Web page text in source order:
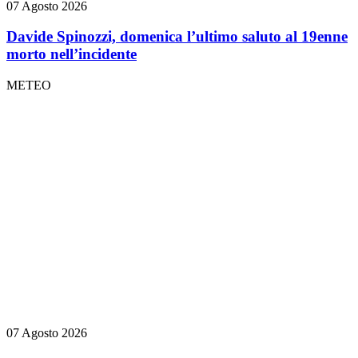
07 Agosto 2026
Davide Spinozzi, domenica l’ultimo saluto al 19enne
morto nell’incidente
METEO
07 Agosto 2026